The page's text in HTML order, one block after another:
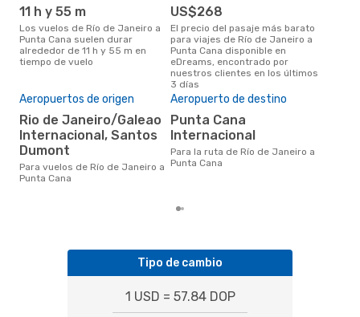
11 h y 55 m
Los vuelos de Río de Janeiro a
Punta Cana suelen durar
alrededor de 11 h y 55 m en
tiempo de vuelo
US$268
El precio del pasaje más barato
para viajes de Río de Janeiro a
Punta Cana disponible en
eDreams, encontrado por
nuestros clientes en los últimos
3 días
Aeropuertos de origen
Rio de Janeiro/Galeao
Internacional, Santos
Dumont
Para vuelos de Río de Janeiro a
Punta Cana
Aeropuerto de destino
Punta Cana
Internacional
Para la ruta de Río de Janeiro a
Punta Cana
Tipo de cambio
1 USD = 57.84 DOP